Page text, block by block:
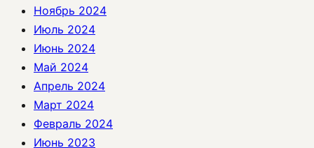
Ноябрь 2024
Июль 2024
Июнь 2024
Май 2024
Апрель 2024
Март 2024
Февраль 2024
Июнь 2023